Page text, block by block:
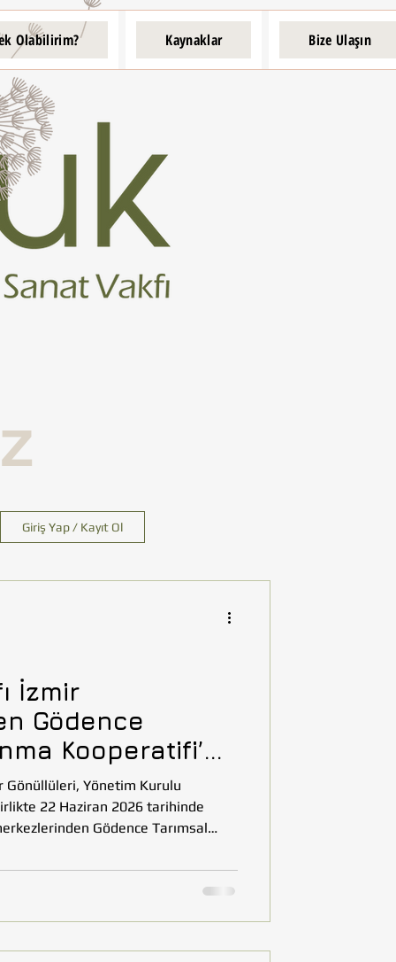
Olabilirim? Kaynaklar Bize Ulaşın
Giriş Yap / Kayıt Ol
İzmir
Gödence
Kooperatifi’ne
Gönüllüleri, Yönetim Kurulu
22 Haziran 2026 tarihinde
Gödence Tarımsal
yapısı ve sürdürülebilir
kooperatifte gerçekleştirilen